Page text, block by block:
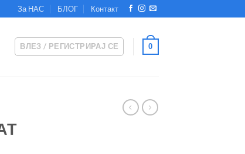
За НАС БЛОГ Контакт
ВЛЕЗ / РЕГИСТРИРАЈ СЕ 0